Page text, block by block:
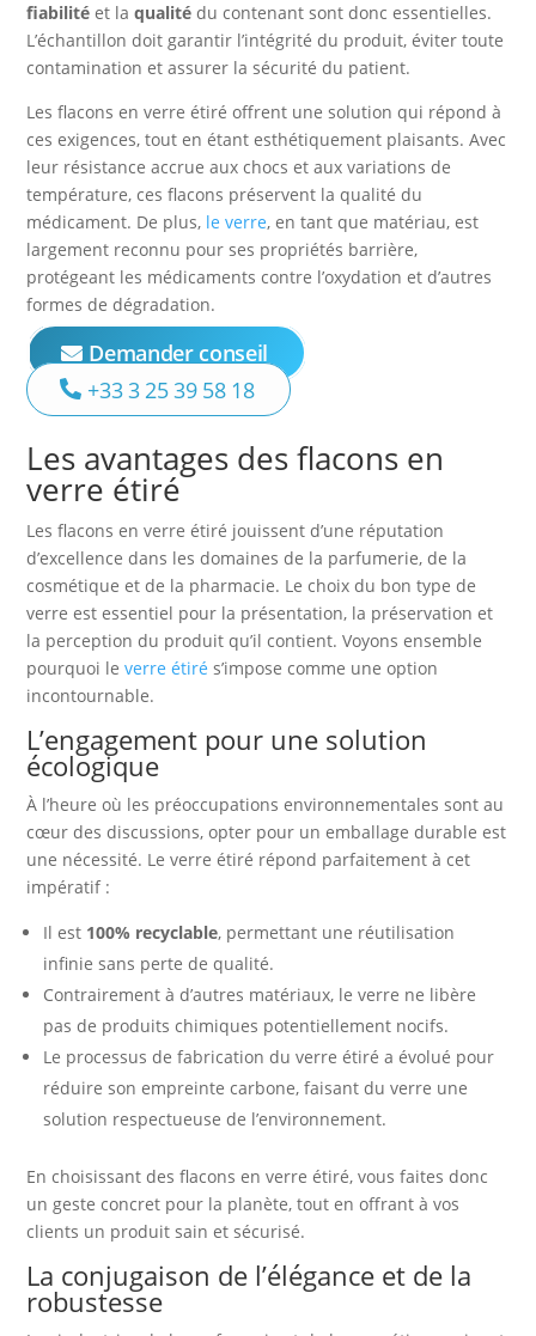
fiabilité et laqualité du contenant sont donc essentielles.
L’échantillon doit garantir l’intégrité du produit, éviter toute
contamination et assurer la sécurité du patient.
Les flacons en verre étiré offrent une solution qui répond à
ces exigences, tout en étant esthétiquement plaisants. Avec
leur résistance accrue aux chocs et aux variations de
température, ces flacons préservent la qualité du
médicament. De plus, le verre, en tant que matériau, est
largement reconnu pour ses propriétés barrière,
protégeant les médicaments contre l’oxydation et d’autres
formes de dégradation.
Demander conseil
+33 3 25 39 58 18
Les avantages des flacons en
verre étiré
Les flacons en verre étiré jouissent d’une réputation
d’excellence dans les domaines de la parfumerie, de la
cosmétique et de la pharmacie. Le choix du bon type de
verre est essentiel pour la présentation, la préservation et
la perception du produit qu’il contient. Voyons ensemble
pourquoi leverre étiré s’impose comme une option
incontournable.
L’engagement pour une solution
écologique
À l’heure où les préoccupations environnementales sont au
cœur des discussions, opter pour un emballage durable est
une nécessité. Le verre étiré répond parfaitement à cet
impératif :
Il est 100% recyclable, permettant une réutilisation
infinie sans perte de qualité.
Contrairement à d’autres matériaux, le verre ne libère
pas de produits chimiques potentiellement nocifs.
Le processus de fabrication du verre étiré a évolué pour
réduire son empreinte carbone, faisant du verre une
solution respectueuse de l’environnement.
En choisissant des flacons en verre étiré, vous faites donc
un geste concret pour la planète, tout en offrant à vos
clients un produit sain et sécurisé.
La conjugaison de l’élégance et de la
robustesse